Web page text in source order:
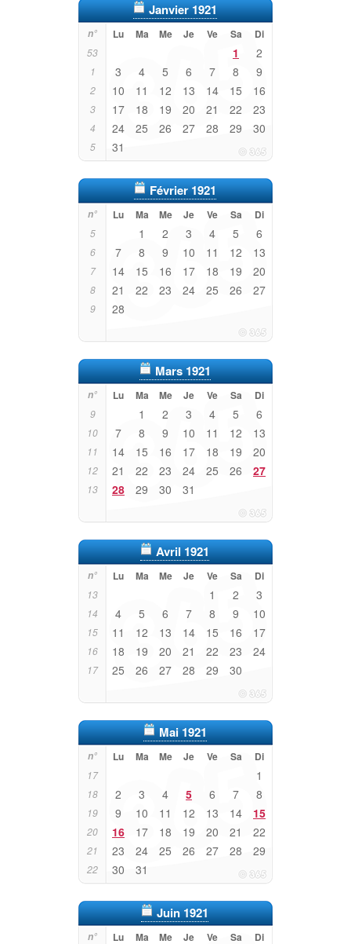
Janvier 1921
n° Lu Ma Me Je Ve Sa Di
53 1 2
1 3 4 5 6 7 8 9
2 10 11 12 13 14 15 16
3 17 18 19 20 21 22 23
4 24 25 26 27 28 29 30
5 31
Février 1921
n° Lu Ma Me Je Ve Sa Di
5 1 2 3 4 5 6
6 7 8 9 10 11 12 13
7 14 15 16 17 18 19 20
8 21 22 23 24 25 26 27
9 28
Mars 1921
n° Lu Ma Me Je Ve Sa Di
9 1 2 3 4 5 6
10 7 8 9 10 11 12 13
11 14 15 16 17 18 19 20
12 21 22 23 24 25 26 27
13 28 29 30 31
Avril 1921
n° Lu Ma Me Je Ve Sa Di
13 1 2 3
14 4 5 6 7 8 9 10
15 11 12 13 14 15 16 17
16 18 19 20 21 22 23 24
17 25 26 27 28 29 30
Mai 1921
n° Lu Ma Me Je Ve Sa Di
17 1
18 2 3 4 5 6 7 8
19 9 10 11 12 13 14 15
20 16 17 18 19 20 21 22
21 23 24 25 26 27 28 29
22 30 31
Juin 1921
n° Lu Ma Me Je Ve Sa Di